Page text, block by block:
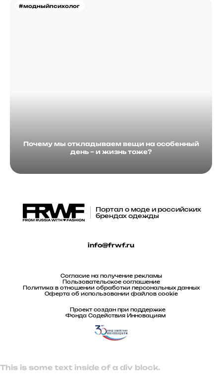
#модныйпсихолог
Почему мы откладываем вещи на особенный
день – и жизнь тоже?
Портал о моде и российских
брендах одежды
info@frwf.ru
Согласие на получение рекламы
Пользовательское соглашение
Политика в отношении обработки персональных данных
Оферта об использовании файлов cookie
Проект создан при поддержке
Фонда Содействия Инновациям
This is some text inside of a div block.